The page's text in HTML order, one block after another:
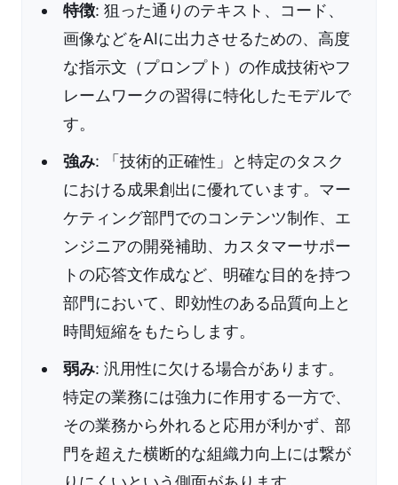
特徴: 狙った通りのテキスト、コード、
画像などをAIに出力させるための、高度
な指示文（プロンプト）の作成技術やフ
レームワークの習得に特化したモデルで
す。
強み: 「技術的正確性」と特定のタスク
における成果創出に優れています。マー
ケティング部門でのコンテンツ制作、エ
ンジニアの開発補助、カスタマーサポー
トの応答文作成など、明確な目的を持つ
部門において、即効性のある品質向上と
時間短縮をもたらします。
弱み: 汎用性に欠ける場合があります。
特定の業務には強力に作用する一方で、
その業務から外れると応用が利かず、部
門を超えた横断的な組織力向上には繋が